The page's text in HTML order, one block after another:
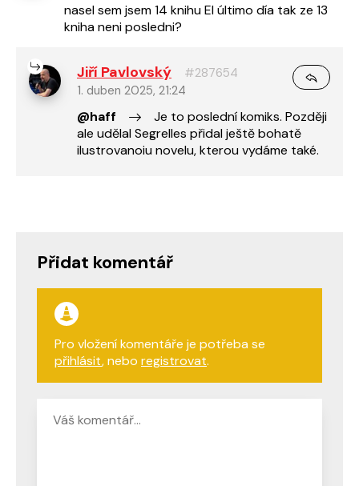
nasel sem jsem 14 knihu El último día tak ze 13
kniha neni posledni?
Jiří Pavlovský
#287654
1. duben 2025, 21:24
@haff
Je to poslední komiks. Později
ale udělal Segrelles přidal ještě bohatě
ilustrovanoiu novelu, kterou vydáme také.
Přidat komentář
Pro vložení komentáře je potřeba se
přihlásit, nebo registrovat.